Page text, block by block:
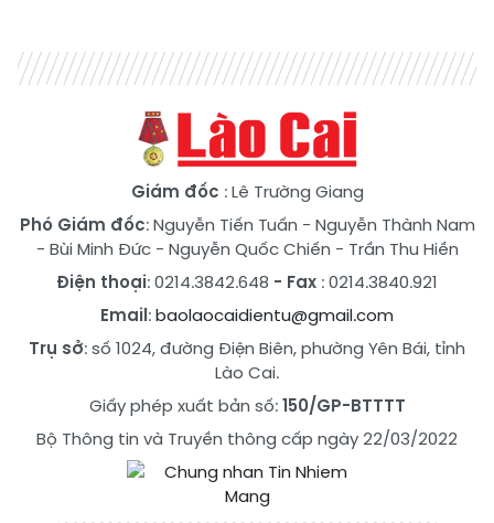
Giám đốc : Lê Trường Giang
Phó Giám đốc:Nguyễn Tiến Tuấn - Nguyễn Thành Nam
- Bùi Minh Đức- Nguyễn Quốc Chiến - Trần Thu Hiền
Điện thoại: 0214.3842.648 - Fax : 0214.3840.921
Email:baolaocaidientu@gmail.com
Trụ sở: số 1024, đường Điện Biên, phường Yên Bái, tỉnh
Lào Cai.
Giấy phép xuất bản số:150/GP-BTTTT
Bộ Thông tin và Truyền thông cấp ngày 22/03/2022